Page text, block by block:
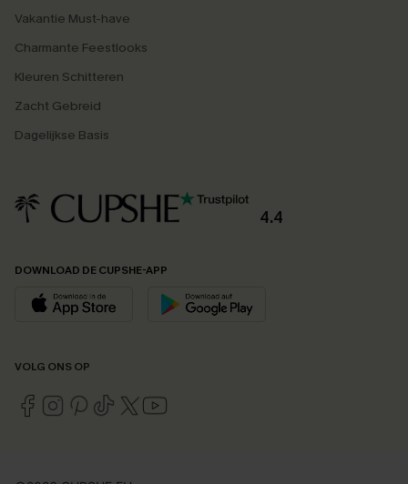
Vakantie Must-have
Charmante Feestlooks
Kleuren Schitteren
Zacht Gebreid
Dagelijkse Basis
4.4
DOWNLOAD DE CUPSHE-APP
VOLG ONS OP